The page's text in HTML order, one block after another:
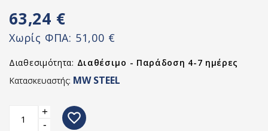
63,24 €
Χωρίς ΦΠΑ: 51,00 €
Διαθεσιμότητα: Διαθέσιμο - Παράδοση 4-7 ημέρες
Κατασκευαστής: MW STEEL
+
-
favorite_border